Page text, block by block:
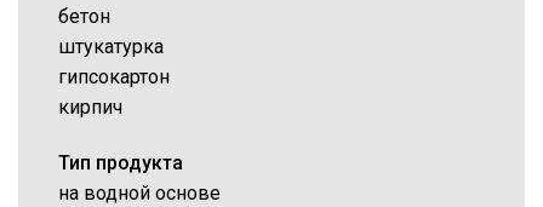
бетон
штукатурка
гипсокартон
кирпич
Тип продукта
на водной основе